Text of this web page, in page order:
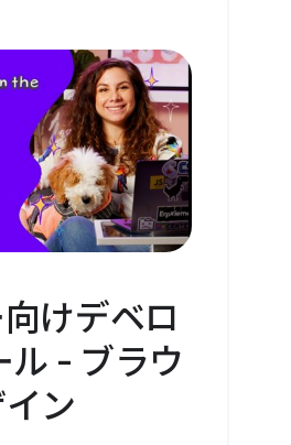
けデベロ
ル - ブラウ
ン